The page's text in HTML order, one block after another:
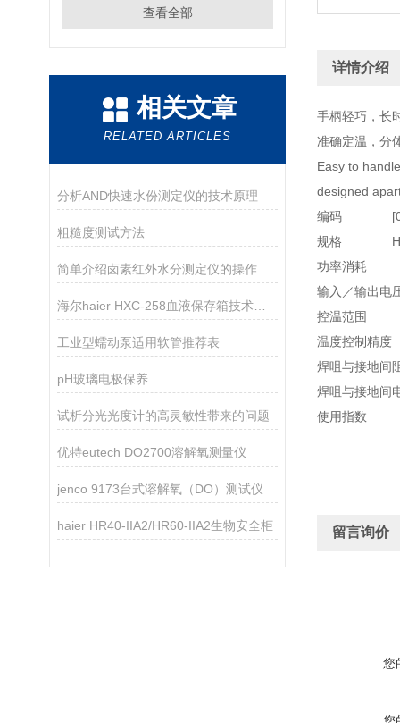
查看全部
相关文章
RELATED ARTICLES
分析AND快速水份测定仪的技术原理
粗糙度测试方法
简单介绍卤素红外水分测定仪的操作步骤
海尔haier HXC-258血液保存箱技术参数
工业型蠕动泵适用软管推荐表
pH玻璃电极保养
试析分光光度计的高灵敏性带来的问题
优特eutech DO2700溶解氧测量仪
jenco 9173台式溶解氧（DO）测试仪
haier HR40-IIA2/HR60-IIA2生物安全柜
详情介绍
手柄轻巧，长
准确定温，分
Easy to
designed
编码
规格
功率消
输入／输出
控温范
温度控制精
焊咀与接地间
焊咀与接
使用指
留言询价
您